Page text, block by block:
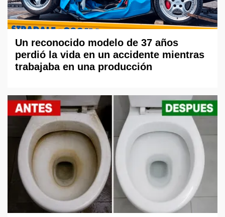
Un reconocido modelo de 37 años
perdió la vida en un accidente mientras
trabajaba en una producción